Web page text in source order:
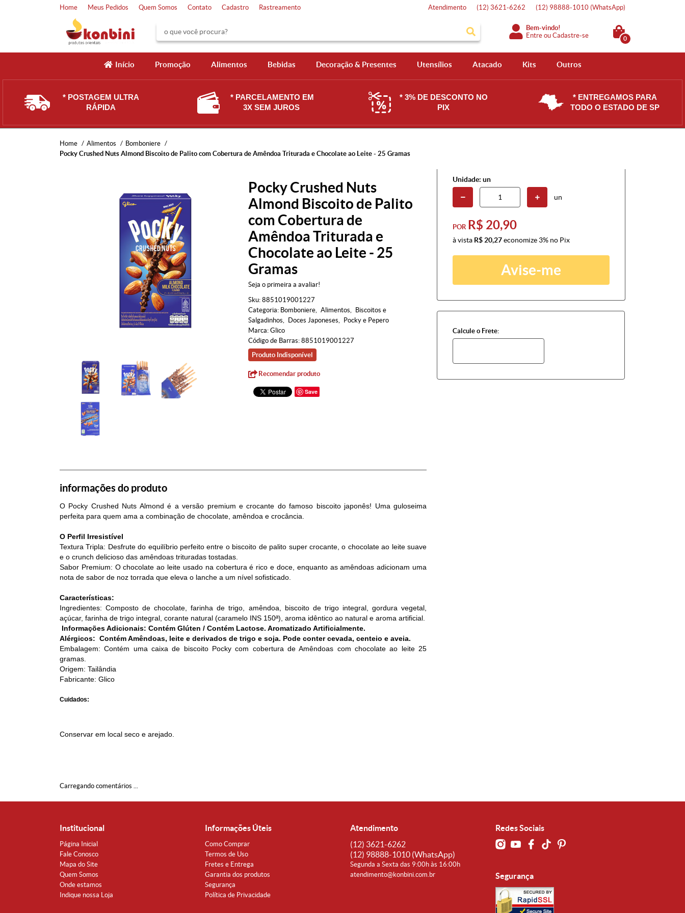
Home Meus Pedidos Quem Somos Contato Cadastro Rastreamento Atendimento (12) 3621-6262 (12) 98888-1010 (WhatsApp)
Bem-vindo!
Entre ouCadastre-se 0
Início Promoção Alimentos Bebidas Decoração & Presentes Utensílios Atacado Kits Outros
* POSTAGEM ULTRA
RÁPIDA
* PARCELAMENTO EM
3X SEM JUROS
* 3% DE DESCONTO NO
PIX
* ENTREGAMOS PARA
TODO O ESTADO DE SP
Home Alimentos
Bomboniere
Pocky Crushed Nuts Almond Biscoito de Palito com Cobertura de Amêndoa Triturada e Chocolate ao Leite - 25 Gramas
Pocky Crushed Nuts
Almond Biscoito de Palito
com Cobertura de
Amêndoa Triturada e
Chocolate ao Leite - 25
Gramas
Seja o primeira a avaliar!
Sku: 8851019001227
Categoria: Bomboniere Alimentos
Biscoitos e
Salgadinhos
Doces Japoneses
Pocky e Pepero
Marca: Glico
Código de Barras: 8851019001227
Produto Indisponível
Recomendar produto
Save
Unidade: un
un
POR R$ 20,90
à vista R$ 20,27economize 3% no Pix
Avise-me
Calcule o Frete:
informações do produto
O Pocky Crushed Nuts Almond é a versão premium e crocante do famoso biscoito japonês! Uma guloseima
perfeita para quem ama a combinação de chocolate, amêndoa e crocância.
O Perfil Irresistível
Textura Tripla: Desfrute do equilíbrio perfeito entre o biscoito de palito super crocante, o chocolate ao leite suave
e o crunch delicioso das amêndoas trituradas tostadas.
Sabor Premium: O chocolate ao leite usado na cobertura é rico e doce, enquanto as amêndoas adicionam uma
nota de sabor de noz torrada que eleva o lanche a um nível sofisticado.
Características:
Ingredientes: Composto de chocolate, farinha de trigo, amêndoa, biscoito de trigo integral, gordura vegetal,
açúcar, farinha de trigo integral, corante natural (caramelo INS 150ª), aroma idêntico ao natural e aroma artificial.
Informações Adicionais: Contém Glúten / Contém Lactose. Aromatizado Artificialmente.
Alérgicos: Contém Amêndoas, leite e derivados de trigo e soja. Pode conter cevada, centeio e aveia.
Embalagem: Contém uma caixa de biscoito Pocky com cobertura de Amêndoas com chocolate ao leite 25
gramas.
Origem: Tailândia
Fabricante: Glico
Cuidados:
Conservar em local seco e arejado.
Carregando comentários ...
Institucional
Página Inicial
Fale Conosco
Mapa do Site
Quem Somos
Onde estamos
Indique nossa Loja
Informações Úteis
Como Comprar
Termos de Uso
Fretes e Entrega
Garantia dos produtos
Segurança
Política de Privacidade
Atendimento
(12) 3621-6262
(12) 98888-1010 (WhatsApp)
Segunda a Sexta das 9:00h às 16:00h
atendimento@konbini.com.br
Redes Sociais
Segurança